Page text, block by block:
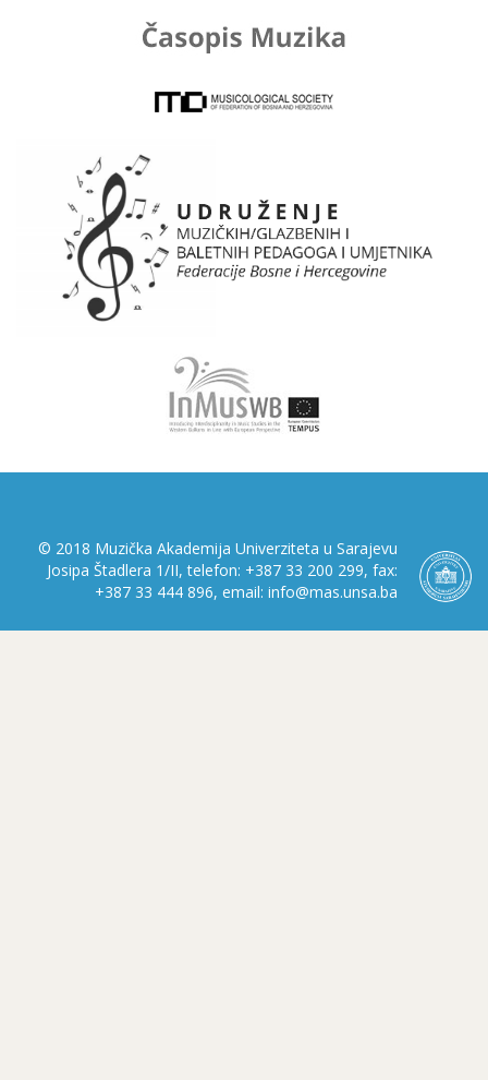
© 2018 Muzička Akademija Univerziteta u Sarajevu
Josipa Štadlera 1/II, telefon: +387 33 200 299, fax:
+387 33 444 896, email: info@mas.unsa.ba